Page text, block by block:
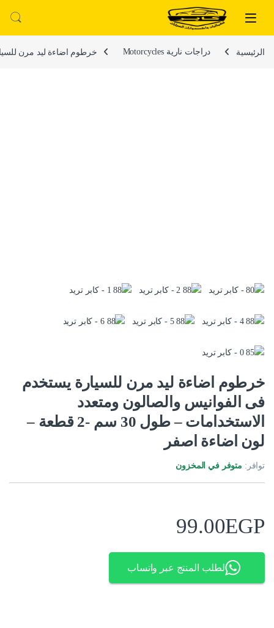
تخطي إلى المحتوى
الرئيسية دراجات نارية Motorcycles خرطوم اضاءة ليد مرن للسيارة
خرطوم اضاءة ليد مرن للسيارة يستخدم
فى الفوانيس والصالون ومتعدد
الاستخدامات – طول 30 سم -2 قطعة –
لون اضاءة اصفر
توافر: متوفر في المخزون
99.00EGP
لطلب المنتج عبر واتساب